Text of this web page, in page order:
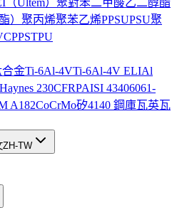
（Ultem） 聚對苯二甲酸乙二醇酯
） 聚丙烯聚苯乙烯PPSUPSU聚
PPSTPU
金Ti-6Al-4VTi-6Al-4V ELIAl
Haynes 230CFRPAISI 43406061-
A182CoCrMo矽4140 鋼庫瓦英瓦
ZH-TW